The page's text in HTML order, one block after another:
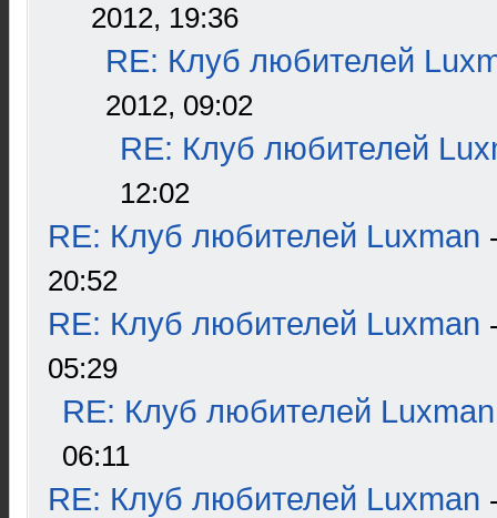
2012, 19:36
RE: Клуб любителей
2012, 09:02
RE: Клуб любителей
12:02
RE: Клуб любителей Luxman
20:52
RE: Клуб любителей Luxman
05:29
RE: Клуб любителей Luxman
06:11
RE: Клуб любителей Luxman